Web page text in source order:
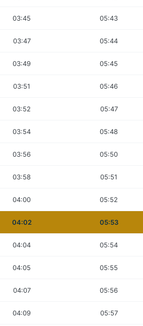
03:45 05:43
03:47 05:44
03:49 05:45
03:51 05:46
03:52 05:47
03:54 05:48
03:56 05:50
03:58 05:51
04:00 05:52
04:02 05:53
04:04 05:54
04:05 05:55
04:07 05:56
04:09 05:57